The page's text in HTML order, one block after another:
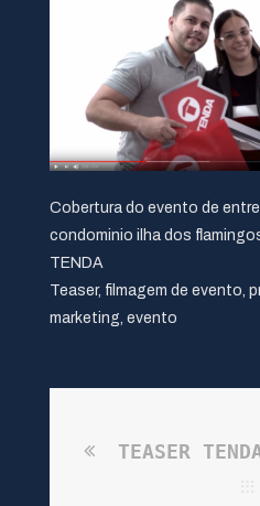
Cobertura do evento de
condominio ilha dos
TENDA
Teaser, filmagem de evento,
marketing, evento